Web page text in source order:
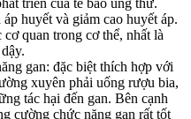
triển của tế bào ung thư.
huyết và giảm cao huyết áp.
quan trong cơ thể, nhất là
gan: đặc biệt thích hợp với
xuyên phải uống rượu bia,
tác hại đến gan. Bên cạnh
cường chức năng gan rất tốt